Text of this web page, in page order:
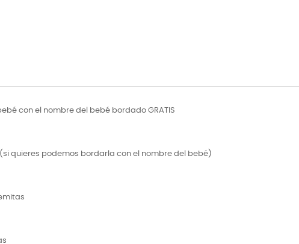
con el nombre del bebé bordado GRATIS
quieres podemos bordarla con el nombre del bebé)